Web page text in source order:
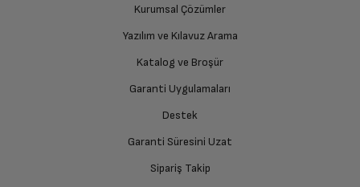
Kurumsal Çözümler
Yazılım ve Kılavuz Arama
Katalog ve Broşür
Garanti Uygulamaları
Destek
Garanti Süresini Uzat
Sipariş Takip